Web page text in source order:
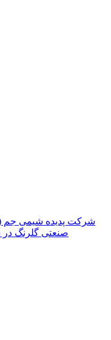
شرکت پدیده شیمی جم